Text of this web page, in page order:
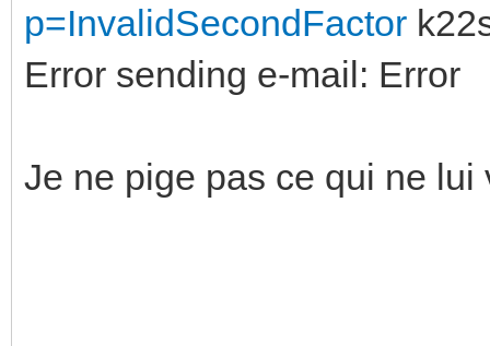
p=InvalidSecondFactor
Error sending e-mail: Error
Je ne pige pas ce qui ne